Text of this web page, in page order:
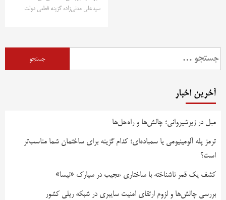
سیدعلی مدنی‌زاده گزینه قطعی دولت
جستجو
برای:
آخرین اخبار
مبل در زیرشیروانی؛ چالش‌ها و راه‌حل‌ها
ترمز پله آلومینیومی یا سمباده‌ای؛ کدام گزینه برای ساختمان شما مناسب‌تر
است؟
کشف یک قمر ناشناخته با ساختاری عجیب در سیارک «نیسا»
بررسی چالش‌ها و لزوم ارتقای امنیت سایبری در شبکه ریلی کشور